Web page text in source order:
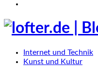
Internet und Technik
Kunst und Kultur